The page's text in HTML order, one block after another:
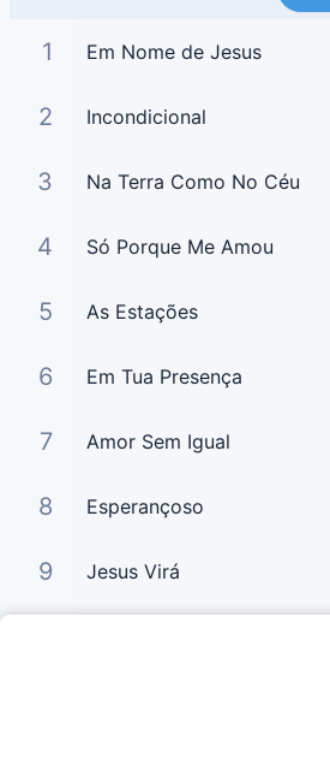
1 Em Nome de Jesus
2 Incondicional
3 Na Terra Como No Céu
4 Só Porque Me Amou
5 As Estações
6 Em Tua Presença
7 Amor Sem Igual
8 Esperançoso
9 Jesus Virá